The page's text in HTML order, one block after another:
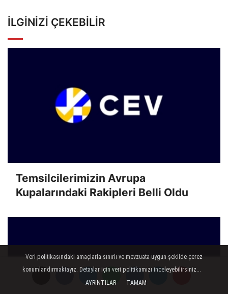
İLGINIZI ÇEKEBILIR
Temsilcilerimizin Avrupa
Kupalarındaki Rakipleri Belli Oldu
Veri politikasındaki amaçlarla sınırlı ve mevzuata uygun şekilde çerez
konumlandırmaktayız. Detaylar için veri politikamızı inceleyebilirsiniz...
AYRINTILAR
TAMAM